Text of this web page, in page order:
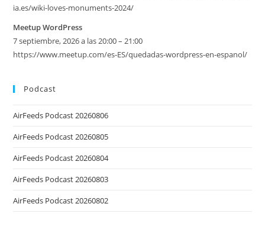
ia.es/wiki-loves-monuments-2024/
Meetup WordPress
7 septiembre, 2026 a las 20:00 – 21:00
https://www.meetup.com/es-ES/quedadas-wordpress-en-espanol/
Podcast
AirFeeds Podcast 20260806
AirFeeds Podcast 20260805
AirFeeds Podcast 20260804
AirFeeds Podcast 20260803
AirFeeds Podcast 20260802